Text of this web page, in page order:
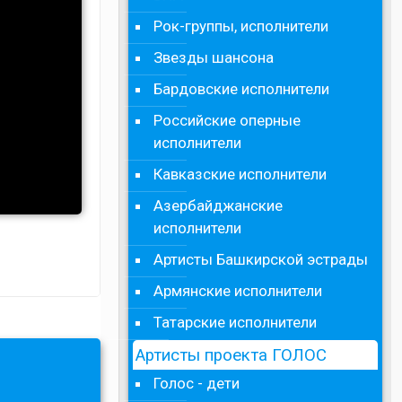
Рок-группы, исполнители
Звезды шансона
Бардовские исполнители
Российские оперные
исполнители
Кавказские исполнители
Азербайджанские
исполнители
Артисты Башкирской эстрады
Армянские исполнители
Татарские исполнители
Артисты проекта ГОЛОС
Голос - дети